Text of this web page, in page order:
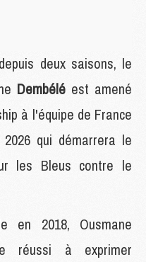
deux saisons, le
Dembélé est amené
à l'équipe de France
qui démarrera le
les Bleus contre le
en 2018, Ousmane
réussi à exprimer